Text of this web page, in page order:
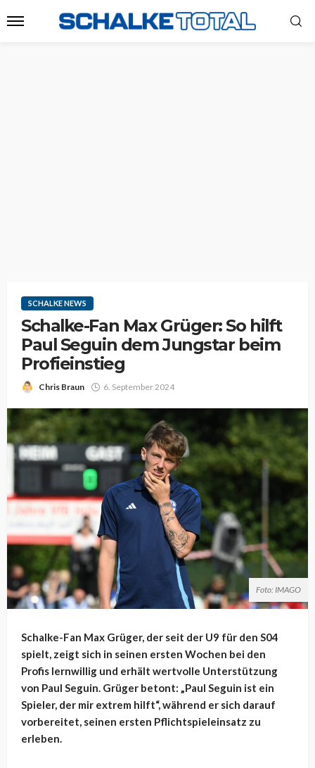
SCHALKE NEWS
Schalke-Fan Max Grüger: So hilft
Paul Seguin dem Jungstar beim
Profieinstieg
Chris Braun 6. September 2024
Foto: IMAGO
Schalke-Fan Max Grüger, der seit der U9 für den S04
spielt, zeigt sich in seinen ersten Wochen bei den
Profis lernwillig und erhält wertvolle Unterstützung
von Paul Seguin. Grüger betont: „Paul Seguin ist ein
Spieler, der mir extrem hilft“, während er sich darauf
vorbereitet, seinen ersten Pflichtspieleinsatz zu
erleben.